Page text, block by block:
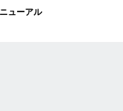
ューアル